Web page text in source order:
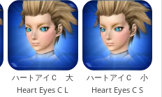
ハートアイＣ 大
Heart Eyes C L
ハートアイＣ 小
Heart Eyes C S